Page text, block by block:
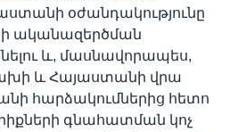
օժանդակությունը
ականազերծման
և, մասնավորապես,
և Հայաստանի վրա
հարձակումներից հետո
գնահատման կոչ